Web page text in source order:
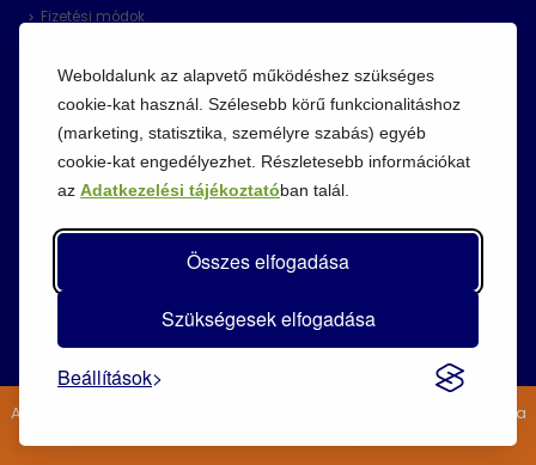
Weboldalunk az alapvető működéshez szükséges
cookie-kat használ. Szélesebb körű funkcionalitáshoz
(marketing, statisztika, személyre szabás) egyéb
cookie-kat engedélyezhet. Részletesebb információkat
az Adatkezelési tájékoztatóban talál.
Összes elfogadása
Szükségesek elfogadása
Beállítások
A jelenlegi gazdasági helyzet miatt áraink gyakran változhatnak, a
Fizetési módok
Cookie szabályzat
Visszaküldési szabályzat